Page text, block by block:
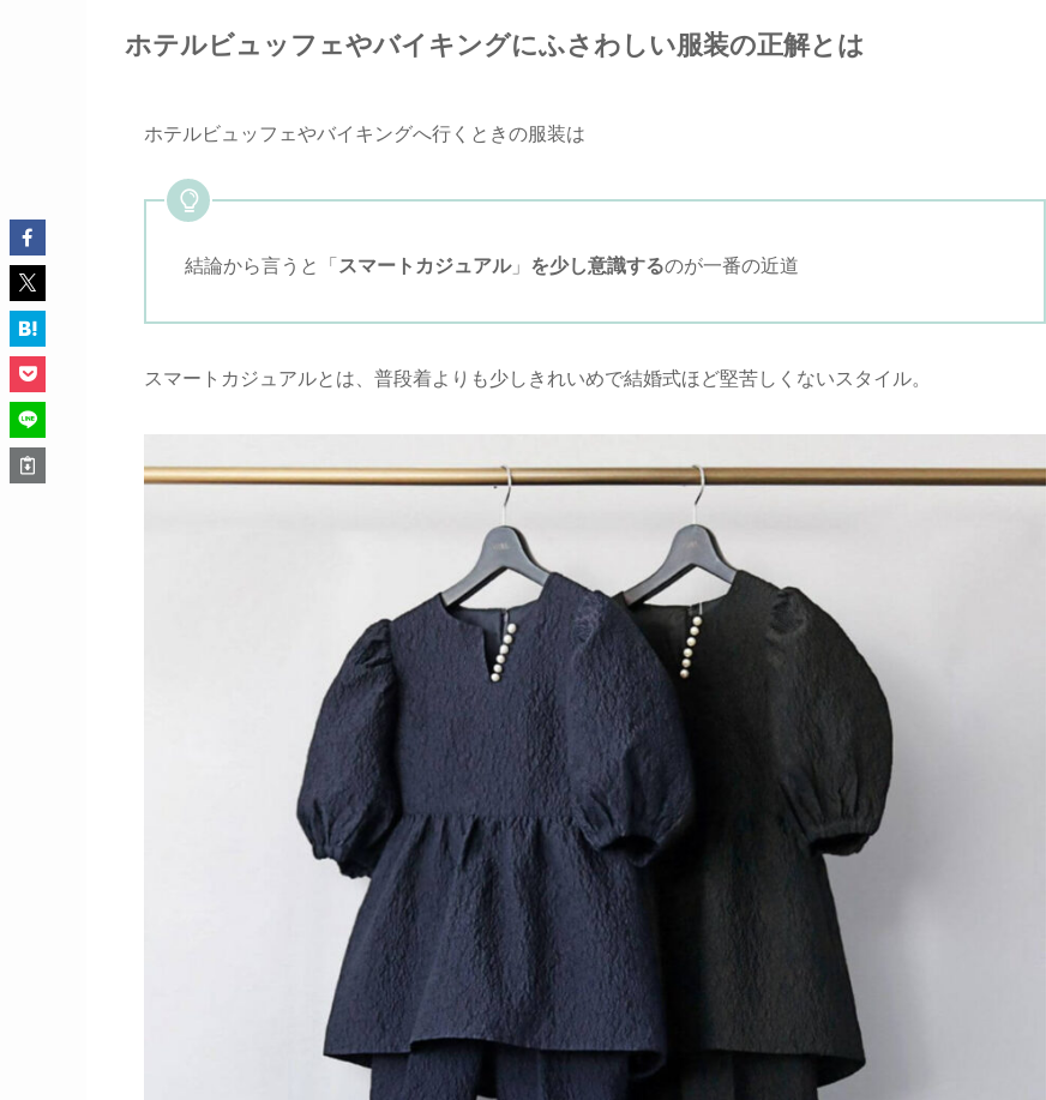
ホテルビュッフェやバイキングにふさわしい服装の正解とは
ホテルビュッフェやバイキングへ行くときの服装は
結論から言うと「 スマートカジュアル」 を少し意識するのが一番の近道
スマートカジュアルとは、普段着よりも少しきれいめで結婚式ほど堅苦しくないスタイル。